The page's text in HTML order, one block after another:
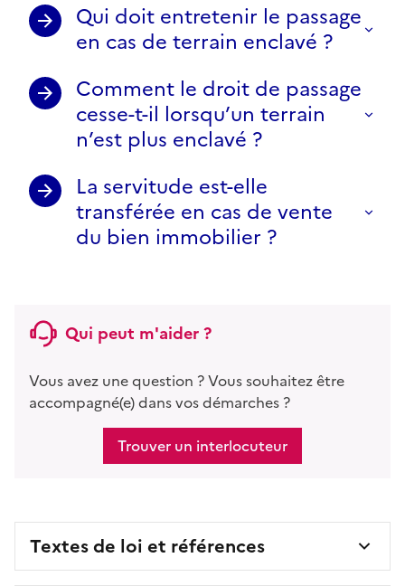
Qui doit entretenir le passage
en cas de terrain enclavé ?
Comment le droit de passage
cesse-t-il lorsqu’un terrain
n’est plus enclavé ?
La servitude est-elle
transférée en cas de vente
du bien immobilier ?
Qui peut m'aider ?
Vous avez une question ? Vous souhaitez être
accompagné(e) dans vos démarches ?
Trouver un interlocuteur
Textes de loi et références